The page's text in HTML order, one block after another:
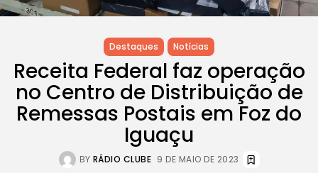
Destaques Notícias
Receita Federal faz operação
no Centro de Distribuição de
Remessas Postais em Foz do
Iguaçu
BY RÁDIO CLUBE 9 DE MAIO DE 2023